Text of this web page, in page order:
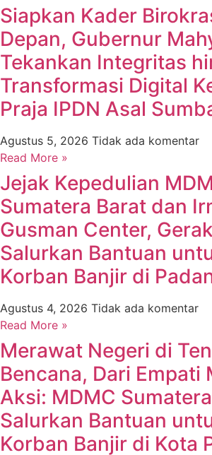
Siapkan Kader
Depan, Gubernur
Tekankan Integritas
Transformasi Digital
Praja IPDN Asal
Agustus 5, 2026 Tidak ada komentar
Read More »
Jejak Kepedulian
Sumatera Barat dan
Gusman Center,
Salurkan Bantuan
Korban Banjir di
Agustus 4, 2026 Tidak ada komentar
Read More »
Merawat Negeri di
Bencana, Dari Empati
Aksi: MDMC
Salurkan Bantuan
Korban Banjir di Kota